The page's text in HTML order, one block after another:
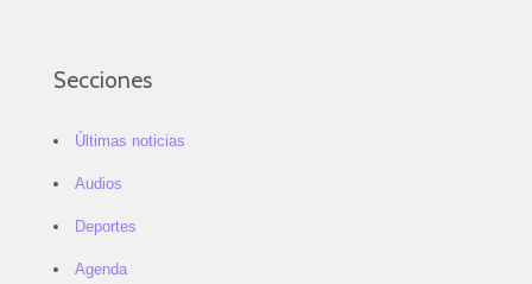
Secciones
Últimas noticias
Audios
Deportes
Agenda